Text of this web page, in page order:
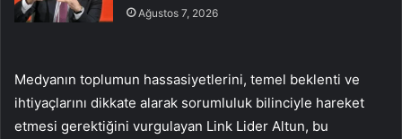
Ağustos 7, 2026
Medyanın toplumun hassasiyetlerini, temel beklenti ve
ihtiyaçlarını dikkate alarak sorumluluk bilinciyle hareket
etmesi gerektiğini vurgulayan Link Lider Altun, bu